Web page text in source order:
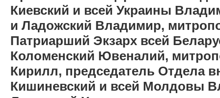
Киевский и всей Украины
и Ладожский Владимир,
Патриарший Экзарх всей
Коломенский Ювеналий,
Кирилл, председатель Отдела
Кишиневский и всей Молдовы